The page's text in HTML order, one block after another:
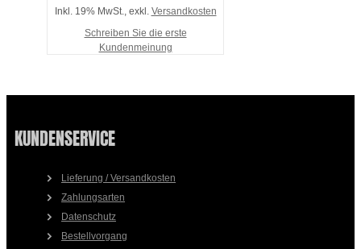
Inkl. 19% MwSt., exkl. Versandkosten
Schreiben Sie die erste
Kundenmeinung
KUNDENSERVICE
Lieferung / Versandkosten
Zahlungsarten
Datenschutz
Bestellvorgang